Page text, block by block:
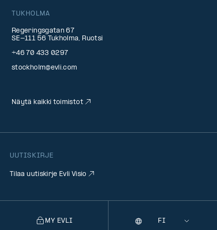
UUTISKIRJE
Tilaa uutiskirje Evli Visio
TUKHOLMA
Regeringsgatan 67
SE-111 56 Tukholma, Ruotsi
+46 70 433 0297
stockholm@evli.com
Näytä kaikki toimistot
MY EVLI Selecting
Kieli